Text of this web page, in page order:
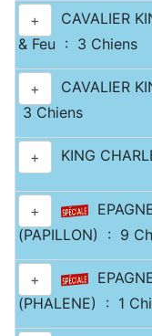
+
CAVALIER
& Feu : 3 Chiens
+
CAVALIER
3 Chiens
+ KING
+
(PAPILLON) : 9
+
(PHALENE) : 1